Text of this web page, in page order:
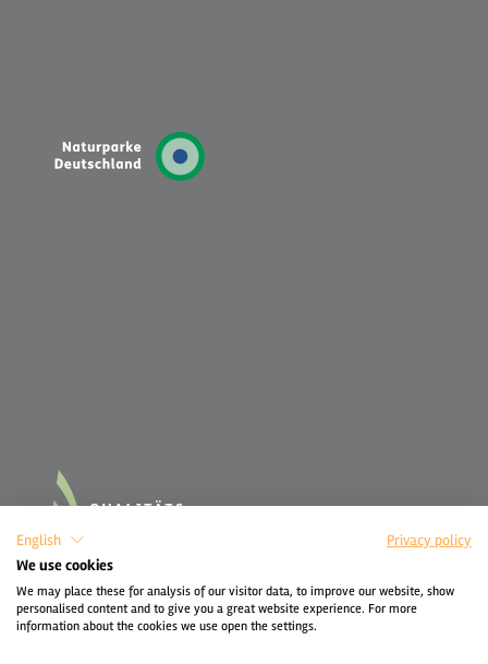
English
Privacy policy
We use cookies
We may place these for analysis of our visitor data, to improve our website, show
personalised content and to give you a great website experience. For more
information about the cookies we use open the settings.